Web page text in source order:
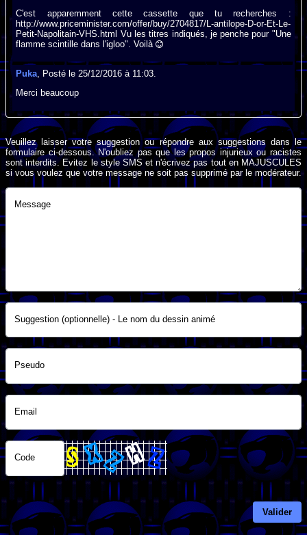
C'est apparemment cette cassette que tu recherches :
http://www.priceminister.com/offer/buy/2704817/L-antilope-D-or-Et-Le-
Petit-Napolitain-VHS.html Vu les titres indiqués, je penche pour "Une
flamme scintille dans l'igloo". Voilà
Puka, Posté le 25/12/2016 à 11:03.
Merci beaucoup
Veuillez laisser votre suggestion ou répondre aux suggestions dans le
formulaire ci-dessous. N'oubliez pas que les propos injurieux ou racistes
sont interdits. Evitez le style SMS et n'écrivez pas tout en MAJUSCULES
si vous voulez que votre message ne soit pas supprimé par le modérateur.
Message
Suggestion (optionnelle) - Le nom du dessin animé
Pseudo
Email
Code
Valider